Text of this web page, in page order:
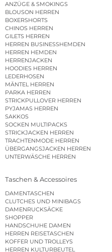
ANZÜGE & SMOKINGS
BLOUSON HERREN
BOXERSHORTS
CHINOS HERREN
GILETS HERREN
HERREN BUSINESSHEMDEN
HERREN HEMDEN
HERRENJACKEN
HOODIES HERREN
LEDERHOSEN
MÄNTEL HERREN
PARKA HERREN
STRICKPULLOVER HERREN
PYJAMAS HERREN
SAKKOS
SOCKEN MULTIPACKS
STRICKJACKEN HERREN
TRACHTENMODE HERREN
ÜBERGANGSJACKEN HERREN
UNTERWÄSCHE HERREN
Taschen & Accessoires
DAMENTASCHEN
CLUTCHES UND MINIBAGS
DAMENRUCKSÄCKE
SHOPPER
HANDSCHUHE DAMEN
HERREN REISETASCHEN
KOFFER UND TROLLEYS
HERREN KULTURBEUTEL